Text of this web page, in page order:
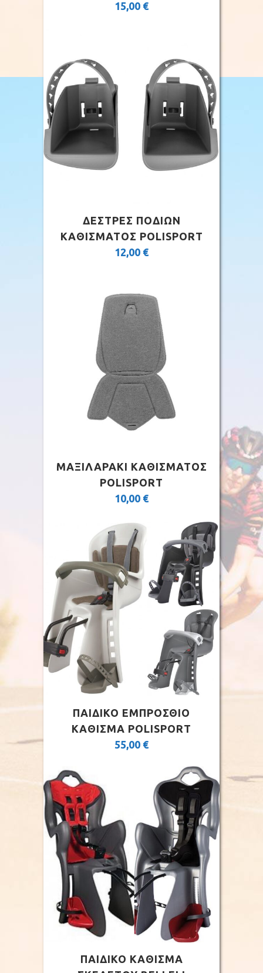
15,00 €
ΔΕΣΤΡΕΣ ΠΟΔΙΩΝ
ΚΑΘΙΣΜΑΤΟΣ POLISPORT
12,00 €
ΜΑΞΙΛΑΡΑΚΙ ΚΑΘΙΣΜΑΤΟΣ
POLISPORT
10,00 €
ΠΑΙΔΙΚΟ ΕΜΠΡΟΣΘΙΟ
ΚΑΘΙΣΜΑ POLISPORT
55,00 €
ΠΑΙΔΙΚΟ ΚΑΘΙΣΜΑ